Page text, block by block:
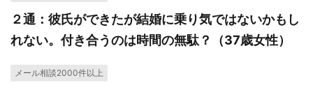
２通：彼氏ができたが結婚に乗り気ではないかもし
れない。付き合うのは時間の無駄？（37歳女性）
メール相談2000件以上